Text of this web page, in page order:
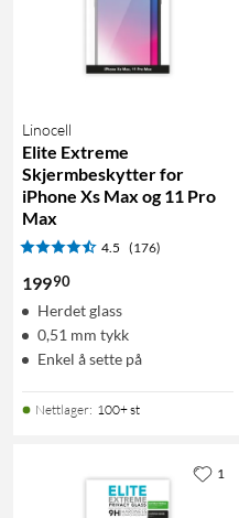
Linocell
Elite Extreme
Skjermbeskytter for
iPhone Xs Max og 11 Pro
Max
4.5 (176)
19990
Herdet glass
0,51 mm tykk
Enkel å sette på
Nettlager: 100+ st
1